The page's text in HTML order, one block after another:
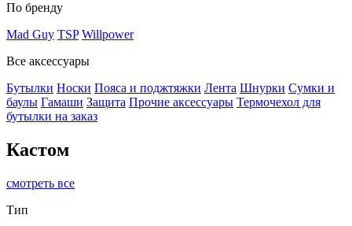
По бренду
Mad Guy TSP Willpower
Все аксессуары
Бутылки Носки Пояса и поджтяжки Лента Шнурки Сумки и
баулы Гамаши Защита Прочие аксессуары Термочехол для
бутылки на заказ
Кастом
смотреть все
Тип